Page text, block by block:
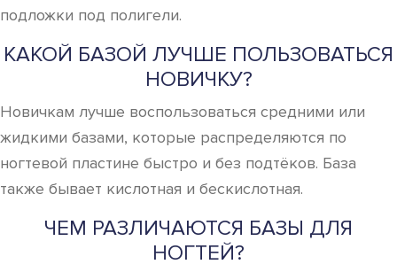
подложки под полигели.
КАКОЙ БАЗОЙ ЛУЧШЕ ПОЛЬЗОВАТЬСЯ
НОВИЧКУ?
Новичкам лучше воспользоваться средними или
жидкими базами, которые распределяются по
ногтевой пластине быстро и без подтёков. База
также бывает кислотная и бескислотная.
ЧЕМ РАЗЛИЧАЮТСЯ БАЗЫ ДЛЯ
НОГТЕЙ?